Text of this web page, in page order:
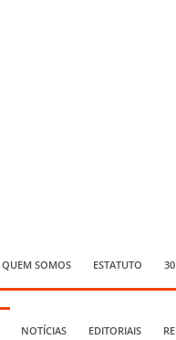
QUEM SOMOS ESTATUTO
NOTÍCIAS EDITORIAIS